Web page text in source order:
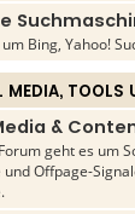
Bing, Yahoo!
MEDIA, TOOLS
&
geht es um
und Offpage-